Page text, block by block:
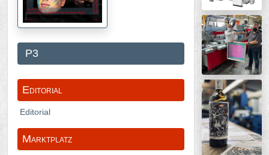
P3
Editorial
Editorial
Marktplatz